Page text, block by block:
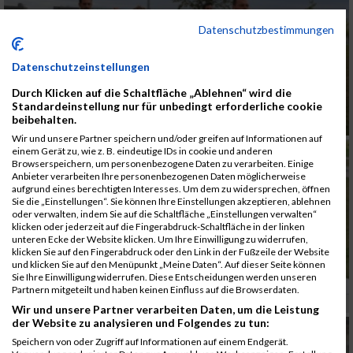
Datenschutzbestimmungen
Datenschutzeinstellungen
Durch Klicken auf die Schaltfläche „Ablehnen“ wird die
Standardeinstellung nur für unbedingt erforderliche cookie
beibehalten.
Wir und unsere Partner speichern und/oder greifen auf Informationen auf
einem Gerät zu, wie z. B. eindeutige IDs in cookie und anderen
Browserspeichern, um personenbezogene Daten zu verarbeiten. Einige
Anbieter verarbeiten Ihre personenbezogenen Daten möglicherweise
aufgrund eines berechtigten Interesses. Um dem zu widersprechen, öffnen
Sie die „Einstellungen“. Sie können Ihre Einstellungen akzeptieren, ablehnen
oder verwalten, indem Sie auf die Schaltfläche „Einstellungen verwalten“
klicken oder jederzeit auf die Fingerabdruck-Schaltfläche in der linken
unteren Ecke der Website klicken. Um Ihre Einwilligung zu widerrufen,
klicken Sie auf den Fingerabdruck oder den Link in der Fußzeile der Website
und klicken Sie auf den Menüpunkt „Meine Daten“. Auf dieser Seite können
Sie Ihre Einwilligung widerrufen. Diese Entscheidungen werden unseren
Partnern mitgeteilt und haben keinen Einfluss auf die Browserdaten.
Wir und unsere Partner verarbeiten Daten, um die Leistung
der Website zu analysieren und Folgendes zu tun:
Speichern von oder Zugriff auf Informationen auf einem Endgerät.